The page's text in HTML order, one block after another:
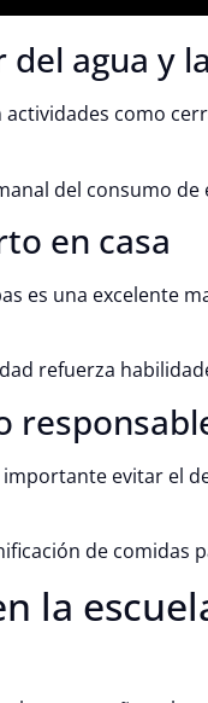
del agua y
como
del consumo
en casa
es una excelente
refuerza
importante evitar el
de comidas
la